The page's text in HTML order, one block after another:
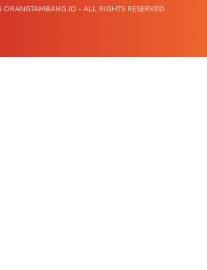
- ALL RIGHTS RESERVED